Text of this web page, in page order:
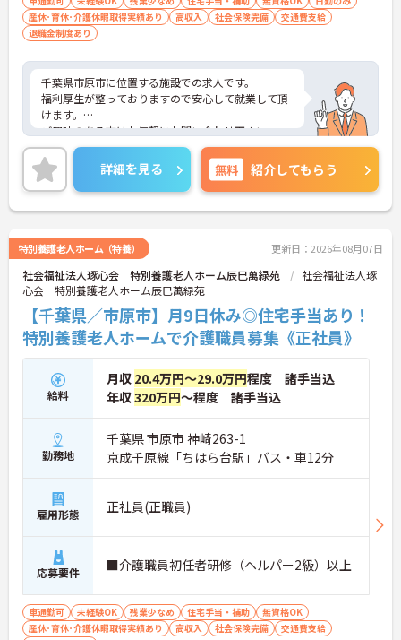
産休･育休･介護休暇取得実績あり
高収入 社会保険完備
交通費支給
退職金制度あり
千葉県市原市に位置する施設での求人です。
福利厚生が整っておりますので安心して就業して頂
けます。
ご興味のある方はお気軽にお問い合わせ下さい。
詳細を見る 無料 紹介してもらう
特別養護老人ホーム（特養） 更新日：2026年08月07日
社会福祉法人琢心会 特別養護老人ホーム辰巳萬緑苑
社会福祉法人琢
心会 特別養護老人ホーム辰巳萬緑苑
【千葉県／市原市】月9日休み◎住宅手当あり！
特別養護老人ホームで介護職員募集《正社員》
給料
月収 20.4万円～29.0万円程度 諸手当込
年収320万円～程度 諸手当込
勤務地
千葉県 市原市 神崎263-1
京成千原線「ちはら台駅」バス・車12分
雇用形態 正社員(正職員)
応募要件 ■介護職員初任者研修（ヘルパー2級）以上
車通勤可 未経験OK 残業少なめ 住宅手当・補助
無資格OK
産休･育休･介護休暇取得実績あり
高収入 社会保険完備
交通費支給